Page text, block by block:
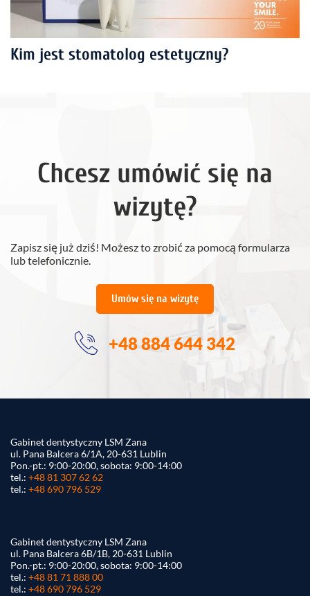
Kim jest stomatolog estetyczny?
Chcesz umówić się na
wizytę?
Zapisz się już dziś! Możesz to zrobić za pomocą formularza
lub telefonicznie.
Umów się na wizytę
+48 884 644 342
Gabinet dentystyczny LSM Zana
ul. Pana Balcera 6/1A, 20-631 Lublin
Pon.-pt.: 9:00-20:00, sobota: 9:00-14:00
tel.: +48 81 307 62 62
tel.: +48 690 796 529
Gabinet dentystyczny LSM Zana
ul. Pana Balcera 6B/1B, 20-631 Lublin
Pon.-pt.: 9:00-20:00, sobota: 9:00-14:00
tel.: +48 81 71 888 00
tel.: +48 690 796 529